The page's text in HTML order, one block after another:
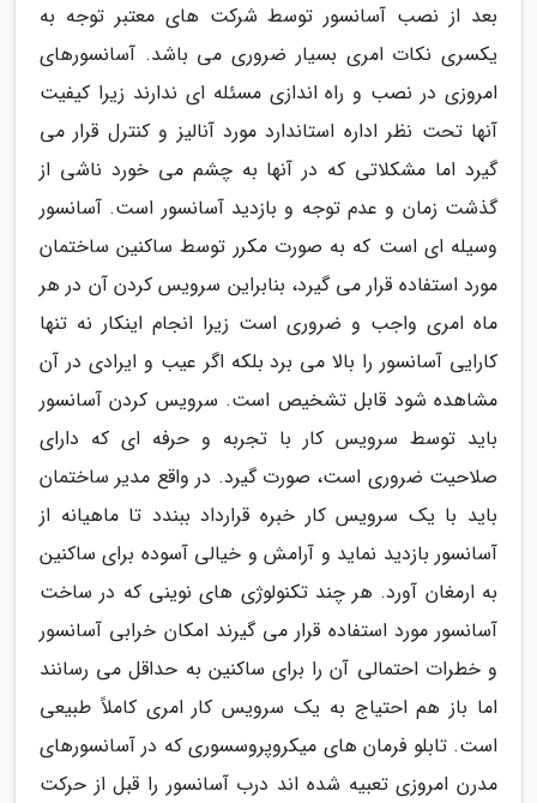
بعد از نصب آسانسور توسط شرکت های معتبر توجه به
یکسری نکات امری بسیار ضروری می باشد. آسانسورهای
امروزی در نصب و راه اندازی مسئله ای ندارند زیرا کیفیت
آنها تحت نظر اداره استاندارد مورد آنالیز و کنترل قرار می
گیرد اما مشکلاتی که در آنها به چشم می خورد ناشی از
گذشت زمان و عدم توجه و بازدید آسانسور است. آسانسور
وسیله ای است که به صورت مکرر توسط ساکنین ساختمان
مورد استفاده قرار می گیرد، بنابراین سرویس کردن آن در هر
ماه امری واجب و ضروری است زیرا انجام اینکار نه تنها
کارایی آسانسور را بالا می برد بلکه اگر عیب و ایرادی در آن
مشاهده شود قابل تشخیص است. سرویس کردن آسانسور
باید توسط سرویس کار با تجربه و حرفه ای که دارای
صلاحیت ضروری است، صورت گیرد. در واقع مدیر ساختمان
باید با یک سرویس کار خبره قرارداد ببندد تا ماهیانه از
آسانسور بازدید نماید و آرامش و خیالی آسوده برای ساکنین
به ارمغان آورد. هر چند تکنولوژی های نوینی که در ساخت
آسانسور مورد استفاده قرار می گیرند امکان خرابی آسانسور
و خطرات احتمالی آن را برای ساکنین به حداقل می رسانند
اما باز هم احتیاج به یک سرویس کار امری کاملاً طبیعی
است. تابلو فرمان های میکروپروسسوری که در آسانسورهای
مدرن امروزی تعبیه شده اند درب آسانسور را قبل از حرکت